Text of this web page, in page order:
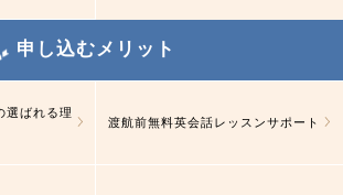
申し込むメリット
選ばれる理
渡航前無料英会話レッスンサポート